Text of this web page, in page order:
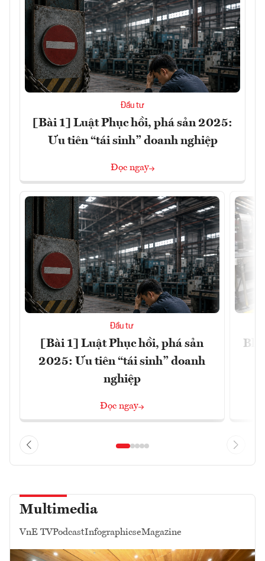
Đầu tư
[Bài 1] Luật Phục hồi, phá sản 2025:
Ưu tiên “tái sinh” doanh nghiệp
Đọc ngay
Đầu tư
[Bài 1] Luật Phục hồi, phá sản
2025: Ưu tiên “tái sinh” doanh
nghiệp
Đọc ngay
Multimedia
VnE TVPodcastInfographicseMagazine